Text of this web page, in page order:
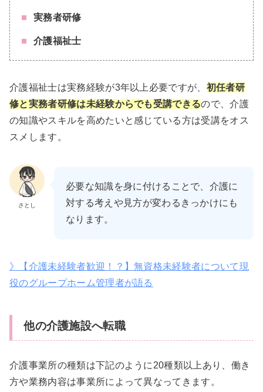
実務者研修
介護福祉士
介護福祉士は実務経験が3年以上必要ですが、 初任者研
修と実務者研修は未経験からでも受講できるので、介護
の知識やスキルを高めたいと感じている方は受講をオス
スメします。
さとし
必要な知識を身に付けることで、介護に
対する考えや見方が変わるきっかけにも
なります。
》【介護未経験者歓迎！？】無資格未経験者について現
役のグループホーム管理者が語る
他の介護施設へ転職
介護事業所の種類は下記のように20種類以上あり、働き
方や業務内容は事業所によって異なってきます。